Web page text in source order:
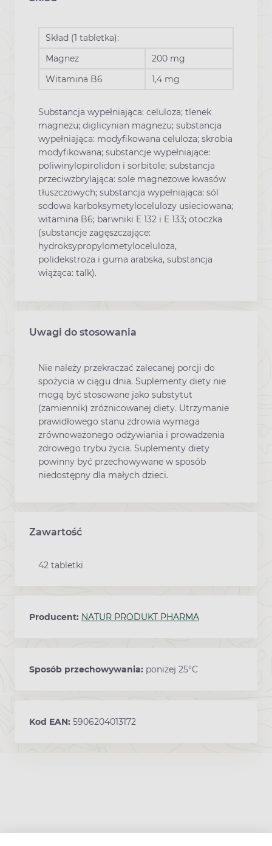
Skład (1 tabletka):
Magnez
200 mg
Witamina B6
1,4 mg
Substancja wypełniająca: celuloza; tlenek
magnezu; diglicynian magnezu; substancja
wypełniająca: modyfikowana celuloza; skrobia
modyfikowana; substancje wypełniające:
poliwinylopirolidon i sorbitole; substancja
przeciwzbrylająca: sole magnezowe kwasów
tłuszczowych; substancja wypełniająca: sól
sodowa karboksymetylocelulozy usieciowana;
witamina B6; barwniki E 132 i E 133; otoczka
(substancje zagęszczające:
hydroksypropylometyloceluloza,
polidekstroza i guma arabska, substancja
wiążąca: talk).
Uwagi do stosowania
Nie należy przekraczać zalecanej porcji do
spożycia w ciągu dnia. Suplementy diety nie
mogą być stosowane jako substytut
(zamiennik) zróżnicowanej diety. Utrzymanie
prawidłowego stanu zdrowia wymaga
zrównoważonego odżywiania i prowadzenia
zdrowego trybu życia. Suplementy diety
powinny być przechowywane w sposób
niedostępny dla małych dzieci.
Zawartość
42 tabletki
Producent: NATUR PRODUKT PHARMA
Sposób przechowywania: poniżej 25°C
Kod EAN: 5906204013172